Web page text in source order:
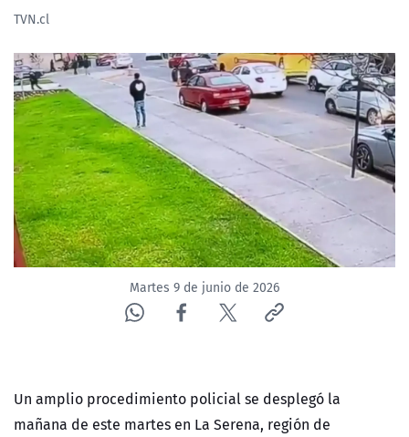
TVN.cl
Martes 9 de junio de 2026
Un amplio procedimiento policial se desplegó la
mañana de este martes en La Serena, región de